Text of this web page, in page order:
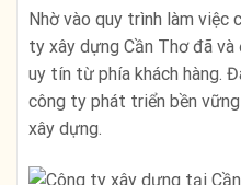
Nhờ vào quy trình làm việc
ty xây dựng Cần Thơ đã
uy tín từ phía khách hàng.
công ty phát triển bền
xây dựng.